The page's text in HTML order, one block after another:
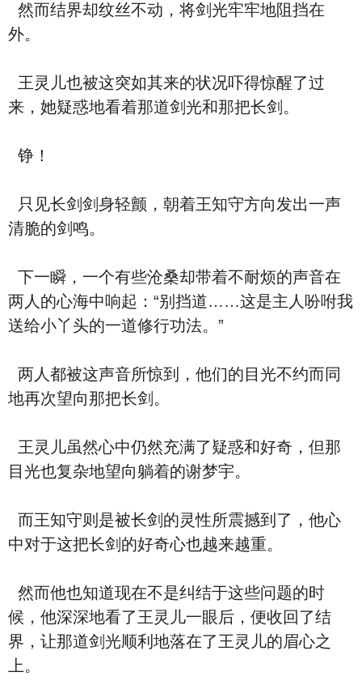
然而结界却纹丝不动，将剑光牢牢地阻挡在
外。
王灵儿也被这突如其来的状况吓得惊醒了过
来，她疑惑地看着那道剑光和那把长剑。
铮！
只见长剑剑身轻颤，朝着王知守方向发出一声
清脆的剑鸣。
下一瞬，一个有些沧桑却带着不耐烦的声音在
两人的心海中响起：“别挡道……这是主人吩咐我
送给小丫头的一道修行功法。”
两人都被这声音所惊到，他们的目光不约而同
地再次望向那把长剑。
王灵儿虽然心中仍然充满了疑惑和好奇，但那
目光也复杂地望向躺着的谢梦宇。
而王知守则是被长剑的灵性所震撼到了，他心
中对于这把长剑的好奇心也越来越重。
然而他也知道现在不是纠结于这些问题的时
候，他深深地看了王灵儿一眼后，便收回了结
界，让那道剑光顺利地落在了王灵儿的眉心之
上。